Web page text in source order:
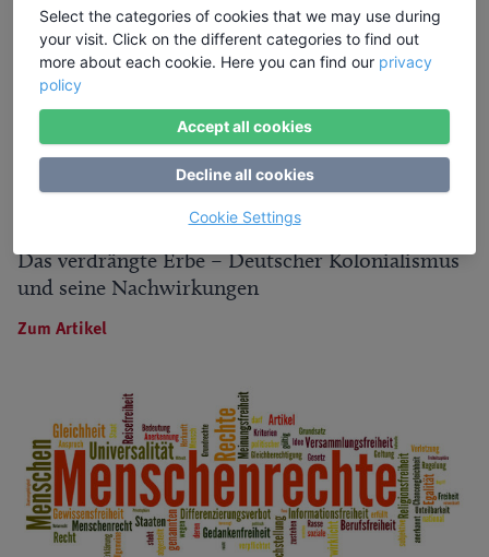
Das verdrängte Erbe – Deutscher Kolonialismus
und seine Nachwirkungen
Zum Artikel
Select the categories of cookies that we may use during
your visit. Click on the different categories to find out
more about each cookie. Here you can find our privacy
policy
Accept all cookies
Decline all cookies
Cookie Settings